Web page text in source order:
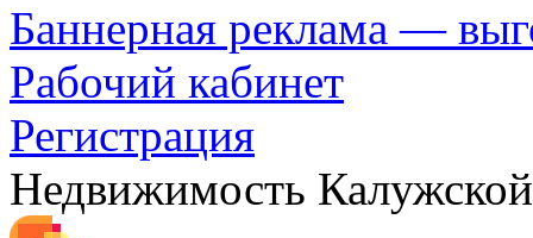
Баннерная реклама —
Рабочий кабинет
Регистрация
Недвижимость